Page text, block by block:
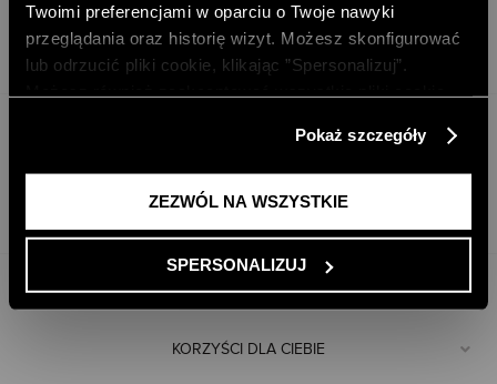
Twoimi preferencjami w oparciu o Twoje nawyki
przeglądania oraz historię wizyt. Możesz skonfigurować
lub odrzucić pliki cookie, klikając ”Spersonalizuj”.
Polityce Prywatności
Pokaż szczegóły
ZEZWÓL NA WSZYSTKIE
SPERSONALIZUJ
SKONTAKTUJ SIĘ
DODAJ EMAIL
POMOC
KORZYŚCI DLA CIEBIE